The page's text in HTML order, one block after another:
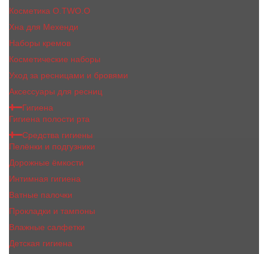
Косметика O.TWO.O
Хна для Мехенди
Наборы кремов
Косметические наборы
Уход за ресницами и бровями
Аксессуары для ресниц
Гигиена
Гигиена полости рта
Средства гигиены
Пелёнки и подгузники
Дорожные ёмкости
Интимная гигиена
Ватные палочки
Прокладки и тампоны
Влажные салфетки
Детская гигиена